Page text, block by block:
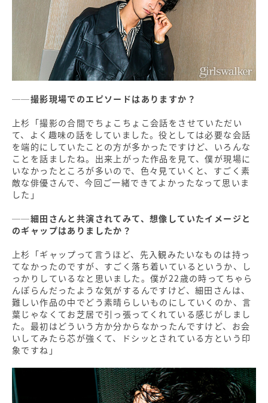
──撮影現場でのエピソードはありますか？
上杉「撮影の合間でちょこちょこ会話をさせていただい
て、よく趣味の話をしていました。役としては必要な会話
を端的にしていたことの方が多かったですけど、いろんな
ことを話ましたね。出来上がった作品を見て、僕が現場に
いなかったところが多いので、色々見ていくと、すごく素
敵な俳優さんで、今回ご一緒できてよかったなって思いま
した」
──細田さんと共演されてみて、想像していたイメージと
のギャップはありましたか？
上杉「ギャップって言うほど、先入観みたいなものは持っ
てなかったのですが、すごく落ち着いているというか、し
っかりしているなと思いました。僕が22歳の時ってちゃら
んぽらんだったような気がするんですけど、細田さんは、
難しい作品の中でどう素晴らしいものにしていくのか、言
葉じゃなくてお芝居で引っ張ってくれている感じがしまし
た。最初はどういう方か分からなかったんですけど、お会
いしてみたら芯が強くて、ドシッとされている方という印
象ですね」